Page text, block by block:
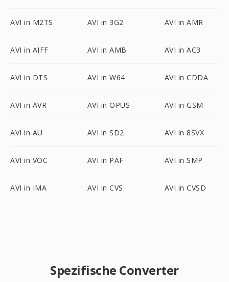
AVI in M2TS AVI in 3G2 AVI in AMR
AVI in AIFF AVI in AMB AVI in AC3
AVI in DTS AVI in W64 AVI in CDDA
AVI in AVR AVI in OPUS AVI in GSM
AVI in AU AVI in SD2 AVI in 8SVX
AVI in VOC AVI in PAF AVI in SMP
AVI in IMA AVI in CVS AVI in CVSD
Spezifische Converter